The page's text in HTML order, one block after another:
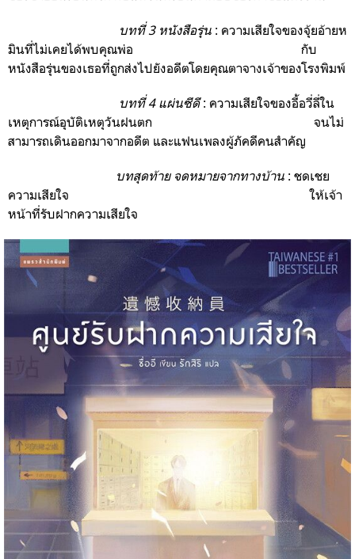
บทที่ 3 หนังสือรุ่น : ความเสียใจของจุ้ยอ้ายห
มินที่ไม่เคยได้พบคุณพ่อ กับ
หนังสือรุ่นของเธอที่ถูกส่งไปยังอดีตโดยคุณตาจางเจ้าของโรงพิมพ์
บทที่ 4 แผ่นซีดี : ความเสียใจของอี้อวี่ลี่ใน
เหตุการณ์อุบัติเหตุวันฝนตก จนไม่
สามารถเดินออกมาจากอดีต และแฟนเพลงผู้ภัคดีคนสำคัญ
บทสุดท้าย จดหมายจากทางบ้าน : ชดเชย
ความเสียใจให้เจ้า
หน้าที่รับฝากความเสียใจ